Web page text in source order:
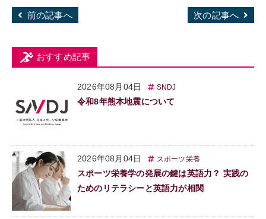
前の記事へ 次の記事へ
おすすめ記事
2026年08月04日 SNDJ
令和8年熊本地震について
2026年08月04日 スポーツ栄養
スポーツ栄養学の発展の鍵は英語力？ 実践の
ためのリテラシーと英語力が相関